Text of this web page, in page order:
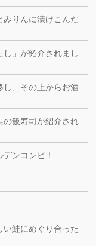
みりんに漬けこんだ
」が紹介されまし
し、その上からお酒
の飯寿司が紹介され
ンコンビ！
鮭にめぐり合った